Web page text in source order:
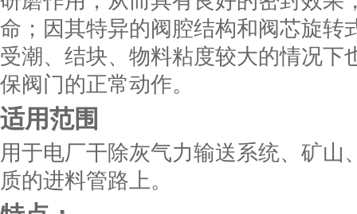
命；因其特异的阀腔结构和阀芯旋转
受潮、结块、物料粘度较大的情况下
保阀门的正常动作。
适用范围
用于电厂干除灰气力输送系统、矿山
质的进料管路上。